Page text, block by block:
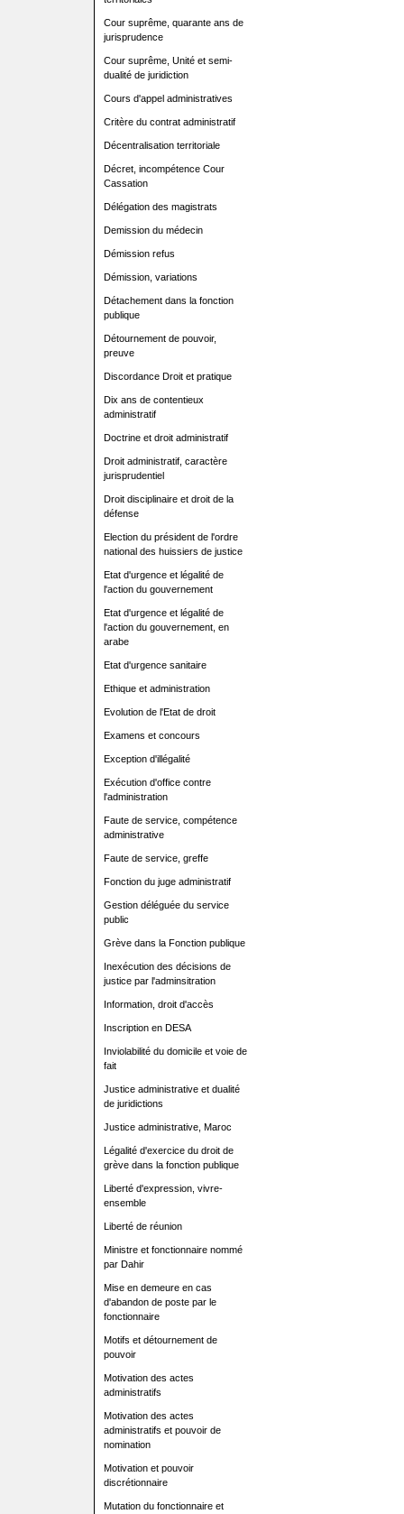
Cour suprême, quarante ans de
jurisprudence
Cour suprême, Unité et semi-
dualité de juridiction
Cours d'appel administratives
Critère du contrat administratif
Décentralisation territoriale
Décret, incompétence Cour
Cassation
Délégation des magistrats
Demission du médecin
Démission refus
Démission, variations
Détachement dans la fonction
publique
Détournement de pouvoir,
preuve
Discordance Droit et pratique
Dix ans de contentieux
administratif
Doctrine et droit administratif
Droit administratif, caractère
jurisprudentiel
Droit disciplinaire et droit de la
défense
Election du président de l'ordre
national des huissiers de justice
Etat d'urgence et légalité de
l'action du gouvernement
Etat d'urgence et légalité de
l'action du gouvernement, en
arabe
Etat d'urgence sanitaire
Ethique et administration
Evolution de l'Etat de droit
Examens et concours
Exception d'illégalité
Exécution d'office contre
l'administration
Faute de service, compétence
administrative
Faute de service, greffe
Fonction du juge administratif
Gestion déléguée du service
public
Grève dans la Fonction publique
Inexécution des décisions de
justice par l'adminsitration
Information, droit d'accès
Inscription en DESA
Inviolabilité du domicile et voie de
fait
Justice administrative et dualité
de juridictions
Justice administrative, Maroc
Légalité d'exercice du droit de
grève dans la fonction publique
Liberté d'expression, vivre-
ensemble
Liberté de réunion
Ministre et fonctionnaire nommé
par Dahir
Mise en demeure en cas
d'abandon de poste par le
fonctionnaire
Motifs et détournement de
pouvoir
Motivation des actes
administratifs
Motivation des actes
administratifs et pouvoir de
nomination
Motivation et pouvoir
discrétionnaire
Mutation du fonctionnaire et